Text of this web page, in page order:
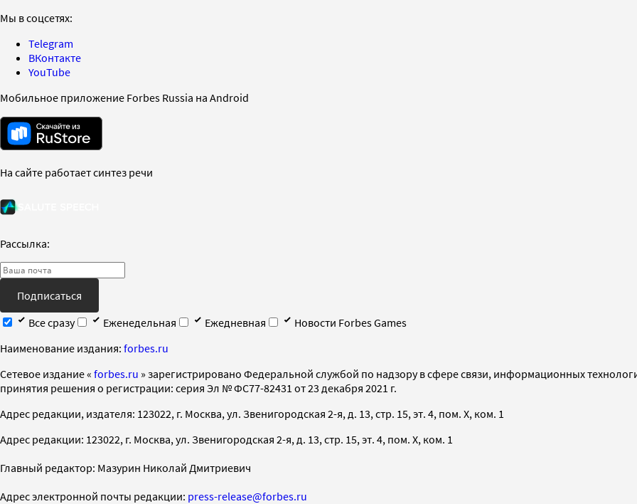
Мы в соцсетях:
Telegram
ВКонтакте
YouTube
Мобильное приложение Forbes Russia на Android
На сайте работает синтез речи
Рассылка:
Подписаться
Все сразу
Еженедельная Ежедневная
Новости Forbes Games
Наименование издания: forbes.ru
Cетевое издание « forbes.ru » зарегистрировано Федеральной службой по надзору в сфере связи, информационных
принятия решения о регистрации: серия Эл № ФС77-82431 от 23 декабря 2021 г.
Адрес редакции, издателя: 123022, г. Москва, ул. Звенигородская 2-я, д. 13, стр. 15, эт. 4, пом. X, ком. 1
Адрес редакции: 123022, г. Москва, ул. Звенигородская 2-я, д. 13, стр. 15, эт. 4, пом. X, ком. 1
Главный редактор: Мазурин Николай Дмитриевич
Адрес электронной почты редакции: press-release@forbes.ru